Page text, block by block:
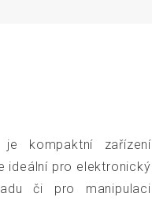
je kompaktní zařízení
ideální pro elektronický
či pro manipulaci